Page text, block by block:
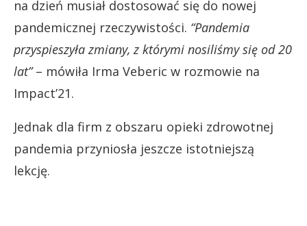
na dzień musiał dostosować się do nowej
pandemicznej rzeczywistości. “Pandemia
przyspieszyła zmiany, z którymi nosiliśmy się od 20
lat”– mówiła Irma Veberic w rozmowie na
Impact’21.
Jednak dla firm z obszaru opieki zdrowotnej
pandemia przyniosła jeszcze istotniejszą
lekcję.